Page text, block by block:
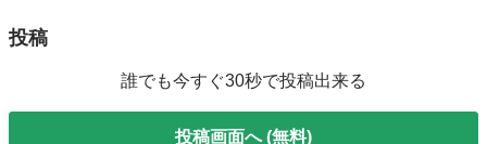
投稿
誰でも今すぐ30秒で投稿出来る
投稿画面へ (無料)